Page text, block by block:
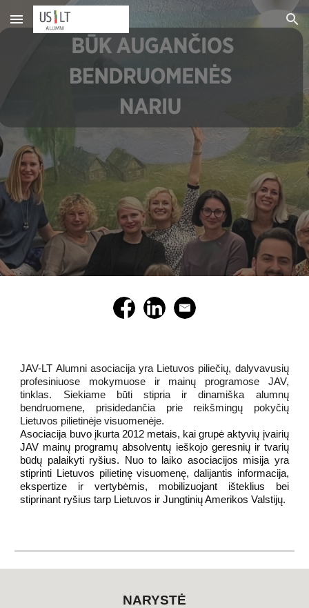
Skip to main content Skip to navigation
JAV-LT Alumni asociacija yra Lietuvos piliečių, dalyvavusių
profesiniuose mokymuose ir mainų programose JAV,
tinklas. Siekiame būti stipria ir dinamiška alumnų
bendruomene, prisidedančia prie reikšmingų pokyčių
Lietuvos pilietinėje visuomenėje.
Asociacija buvo įkurta 2012 metais, kai grupė aktyvių įvairių
JAV mainų programų absolventų ieškojo geresnių ir tvarių
būdų palaikyti ryšius. Nuo to laiko asociacijos misija yra
stiprinti Lietuvos pilietinę visuomenę, dalijantis informacija,
ekspertize ir vertybėmis, mobilizuojant išteklius bei
stiprinant ryšius tarp Lietuvos ir Jungtinių Amerikos Valstijų.
NARYSTĖ